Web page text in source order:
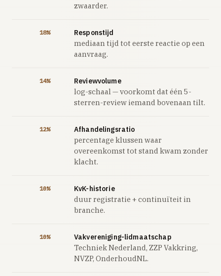
zwaarder.
18% Responstijd
mediaan tijd tot eerste reactie op een
aanvraag.
14% Reviewvolume
log-schaal — voorkomt dat één 5-
sterren-review iemand bovenaan tilt.
12% Afhandelingsratio
percentage klussen waar
overeenkomst tot stand kwam zonder
klacht.
10% KvK-historie
duur registratie + continuïteit in
branche.
10% Vakvereniging-lidmaatschap
Techniek Nederland, ZZP Vakkring,
NVZP, OnderhoudNL.